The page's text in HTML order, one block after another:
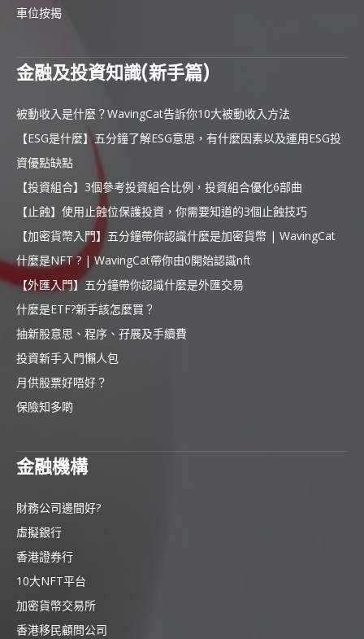
車位按揭
金融及投資知識(新手篇)
被動收入是什麼？WavingCat告訴你10大被動收入方法
【ESG是什麼】五分鐘了解ESG意思，有什麼因素以及運用ESG投
資優點缺點
【投資組合】3個參考投資組合比例，投資組合優化6部曲
【止蝕】使用止蝕位保護投資，你需要知道的3個止蝕技巧
【加密貨幣入門】五分鐘帶你認識什麼是加密貨幣 | WavingCat
什麼是NFT ? | WavingCat帶你由0開始認識nft
【外匯入門】五分鐘帶你認識什麼是外匯交易
什麼是ETF?新手該怎麼買？
抽新股意思、程序、孖展及手續費
投資新手入門懶人包
月供股票好唔好？
保險知多啲
金融機構
財務公司邊間好?
虛擬銀行
香港證券行
10大NFT平台
加密貨幣交易所
香港移民顧問公司